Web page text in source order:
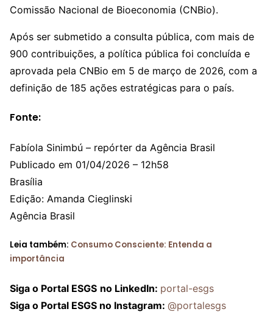
Comissão Nacional de Bioeconomia (CNBio).
Após ser submetido a consulta pública, com mais de
900 contribuições, a política pública foi concluída e
aprovada pela CNBio em 5 de março de 2026, com a
definição de 185 ações estratégicas para o país.
Fonte:
Fabíola Sinimbú – repórter da Agência Brasil
Publicado em 01/04/2026 – 12h58
Brasília
Edição: Amanda Cieglinski
Agência Brasil
Leia também: Consumo Consciente: Entenda a
importância
Siga o Portal ESGS no LinkedIn: portal-esgs
Siga o Portal ESGS no Instagram: @portalesgs